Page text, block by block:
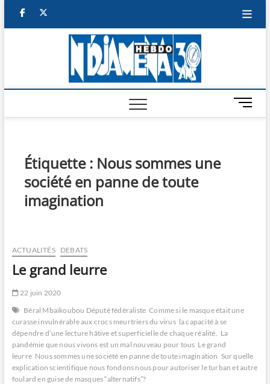
facebook
M
e
Étiquette : Nous sommes une
société en panne de toute
imagination
ACTUALITÉS DEBATS
Le grand leurre
22 juin 2020
Béral Mbaïkoubou Député fédéraliste Comme si le masque était une
curasse invulnérable aux crocs meurtriers du virus la capacité à se
dépendre d’une lecture hâtive et superficielle de chaque réalité. La
pandémie que nous vivons est un mal nouveau pour tous Le grand
leurre Nous sommes une société en panne de toute imagination Sur quelle
explication scientifique nous fondons nous pour autoriser le turban et autre
foulard en guise de masques “alternatifs”?